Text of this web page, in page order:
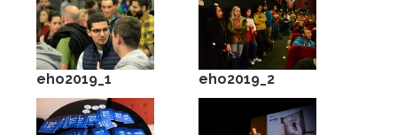
eho2019_1 eho2019_2